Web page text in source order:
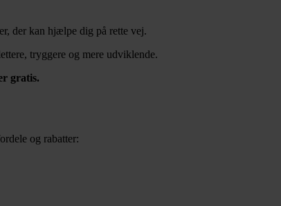
der kan hjælpe dig på rette vej.
tryggere og mere udviklende.
gratis.
og rabatter: